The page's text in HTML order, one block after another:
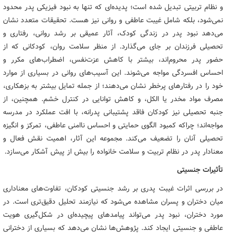
و نظام تربیتی تبدیل شده است؛ پدیده‌ای که تنها به نبود فیزیکی پدر محدود
نمی‌شود، بلکه شامل غیبت عاطفی و روانی نیز هست. تحقیقات متعدد نشان
می‌دهد نبود پدر در زندگی کودک، آثار عمیقی بر رشد روانی، رفتاری و
تحصیلی فرزندان بر جای می‌گذارد. از منظر سلامت روان، کودکانی که از
حضور پدر محروم‌اند، بیشتر با کاهش عزت‌نفس، اضطراب‌های مکرر و
احساس افسردگی مواجه می‌شوند. این آسیب‌های روانی در بسیاری از موارد
خود را در رفتارهای پرخطر نشان می‌دهند؛ از جمله تمایل بیشتر به بزهکاری،
مصرف مواد مخدر یا الکل، و کاهش توانایی در کنترل خشم. همچنین، از
جنبه تحصیلی نیز کودکان فاقد پشتیبانی پدرانه، با افت عملکرد در مدرسه
مواجه‌اند؛ چراکه کمبود الگوی حمایتی و احساس ناامنی عاطفی، تمرکز و انگیزه
تحصیلی آنان را تضعیف می‌کند. مجموعه این آثار، اهمیت نقش فعال و
معنادار پدر در نظام تربیت و سلامت خانواده را بیش از پیش آشکار می‌سازد.
تأثیرات جنسیتی
در بررسی اثرات غیبت پدری بر رشد جنسیتی کودکان، تفاوت‌های معناداری
میان دختران و پسران مشاهده می‌شود که نیازمند تحلیل دقیق‌تری است. در
مورد دختران، نبود پدر می‌تواند پیامدهای پیچیده‌ای در شکل‌گیری هویت
عاطفی و جنسیتی ایجاد کند. پژوهش‌ها نشان می‌دهد که بسیاری از دخترانی